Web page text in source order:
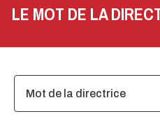
Thématiques
Actualités
LE MOT DE LA
Mot de la directrice